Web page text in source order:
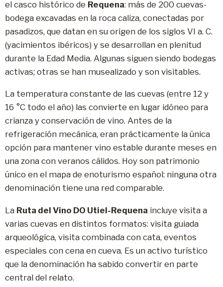
el casco histórico de Requena: más de 200 cuevas-
bodega excavadas en la roca caliza, conectadas por
pasadizos, que datan en su origen de los siglos VI a. C.
(yacimientos ibéricos) y se desarrollan en plenitud
durante la Edad Media. Algunas siguen siendo bodegas
activas; otras se han musealizado y son visitables.
La temperatura constante de las cuevas (entre 12 y
16 °C todo el año) las convierte en lugar idóneo para
crianza y conservación de vino. Antes de la
refrigeración mecánica, eran prácticamente la única
opción para mantener vino estable durante meses en
una zona con veranos cálidos. Hoy son patrimonio
único en el mapa de enoturismo español: ninguna otra
denominación tiene una red comparable.
La Ruta del Vino DO Utiel-Requena incluye visita a
varias cuevas en distintos formatos: visita guiada
arqueológica, visita combinada con cata, eventos
especiales con cena en cueva. Es un activo turístico
que la denominación ha sabido convertir en parte
central del relato.